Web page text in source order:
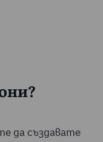
да създавате